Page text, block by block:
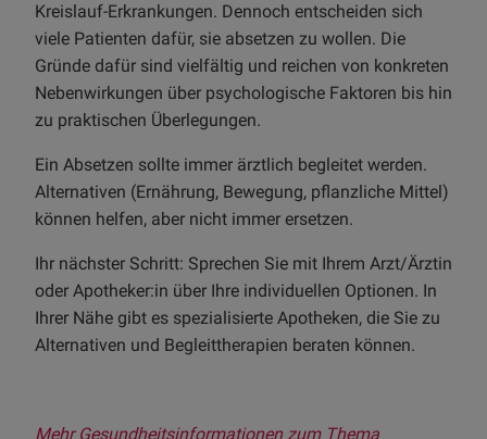
Kreislauf-Erkrankungen. Dennoch entscheiden sich
viele Patienten dafür, sie absetzen zu wollen. Die
Gründe dafür sind vielfältig und reichen von konkreten
Nebenwirkungen über psychologische Faktoren bis hin
zu praktischen Überlegungen.
Ein Absetzen sollte immer ärztlich begleitet werden.
Alternativen (Ernährung, Bewegung, pflanzliche Mittel)
können helfen, aber nicht immer ersetzen.
Ihr nächster Schritt: Sprechen Sie mit Ihrem Arzt/Ärztin
oder Apotheker:in über Ihre individuellen Optionen. In
Ihrer Nähe gibt es spezialisierte Apotheken, die Sie zu
Alternativen und Begleittherapien beraten können.
Mehr Gesundheitsinformationen zum Thema